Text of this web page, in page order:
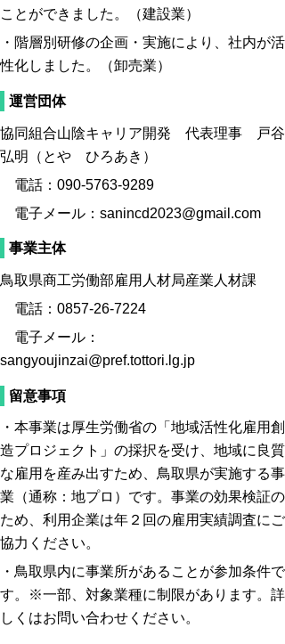
ことができました。（建設業）
・階層別研修の企画・実施により、社内が活
性化しました 。（卸売業）
運営団体
協同組合山陰キャリア開発 代表理事 戸谷
弘明（とや ひろあき）
電話：090‐5763‐9289
電子メール：sanincd2023@gmail.com
事業主体
鳥取県商工労働部雇用人材局産業人材課
電話：0857-26-7224
電子メール：
sangyoujinzai@pref.tottori.lg.jp
留意事項
・本事業は厚生労働省の「地域活性化雇用創
造プロジェクト」の採択を受け、地域に良質
な雇用を産み出すため、鳥取県が実施する事
業（通称：地プロ）です。事業の効果検証の
ため、利用企業は年２回の雇用実績調査にご
協力ください。
・鳥取県内に事業所があることが参加条件で
す。※一部、対象業種に制限があります。詳
しくはお問い合わせください。